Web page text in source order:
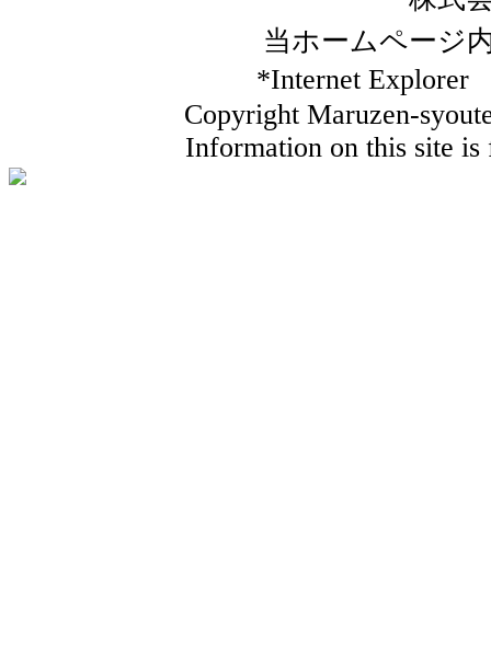
当ホームページ
*Internet
Copyright Maruzen-
Information on this site is